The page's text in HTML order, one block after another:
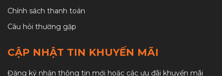
Chính sách thanh toán
Câu hỏi thường gặp
CẬP NHẬT TIN KHUYẾN MÃI
Đăng ký nhận thông tin mới hoặc các ưu đãi khuyến mãi